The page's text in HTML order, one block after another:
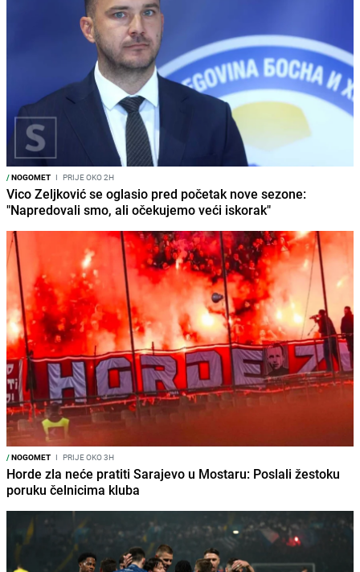
/NOGOMET I PRIJE OKO 2H
Vico Zeljković se oglasio pred početak nove sezone:
"Napredovali smo, ali očekujemo veći iskorak"
/NOGOMET I PRIJE OKO 3H
Horde zla neće pratiti Sarajevo u Mostaru: Poslali žestoku
poruku čelnicima kluba